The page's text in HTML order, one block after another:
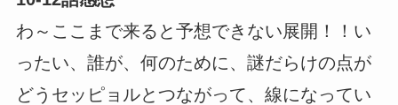
わ～ここまで来ると予想できない展開！！い
ったい、誰が、何のために、謎だらけの点が
どうセッピョルとつながって、線になってい